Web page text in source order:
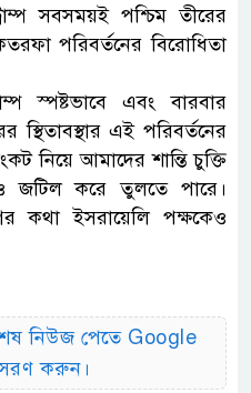
সবসময়ই পশ্চিম তীরের
পরিবর্তনের বিরোধিতা
স্পষ্টভাবে এবং বারবার
স্থিতাবস্থার এই পরিবর্তনের
নিয়ে আমাদের শান্তি চুক্তি
জটিল করে তুলতে পারে।
কথা ইসরায়েলি পক্ষকেও
নিউজ পেতে Google
করুন।